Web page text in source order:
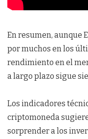
En resumen, aunque
por muchos en los
rendimiento en el
a largo plazo sigue
Los indicadores
criptomoneda
sorprender a los